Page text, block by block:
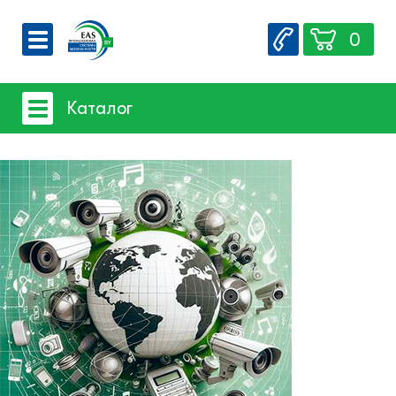
О компании
Вакансии
Контакты
0
Каталог
Системы видеонаблюдения
Системы защиты товаров от краж
Счетчики посетителей
Защита товара на стеллажах
Системы фонового озвучивания
помещений